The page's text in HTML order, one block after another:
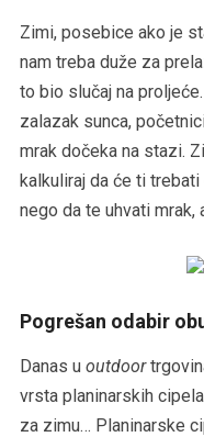
Zimi, posebice ako je
nam treba duže za
to bio slučaj na
zalazak sunca,
mrak dočeka na stazi.
kalkuliraj da će ti
nego da te uhvati mrak,
Pogrešan odabir
Danas u outdoor
vrsta planinarskih
za zimu… Planinarske